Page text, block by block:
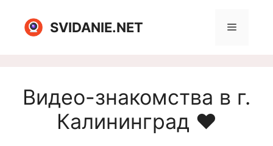
содержимому
SVIDANIE.NET Меню
Видео-знакомства в г.
Калининград ❤️